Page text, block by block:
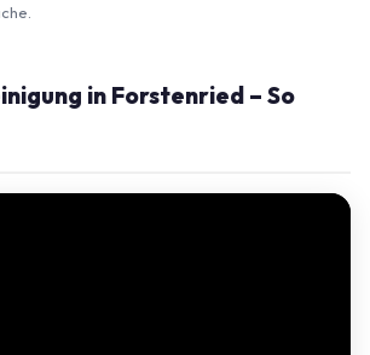
in Forstenried – So